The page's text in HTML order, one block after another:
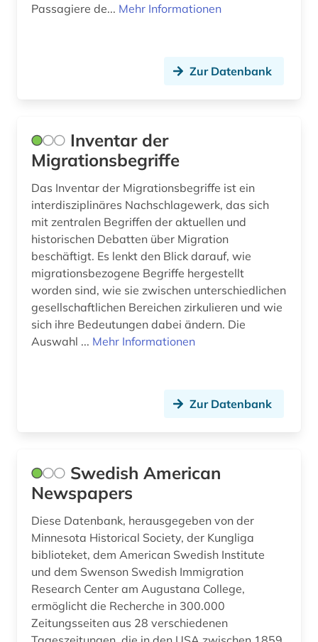
Passagiere de... Mehr Informationen
Zur Datenbank
Inventar der
Migrationsbegriffe
Das Inventar der Migrationsbegriffe ist ein
interdisziplinäres Nachschlagewerk, das sich
mit zentralen Begriffen der aktuellen und
historischen Debatten über Migration
beschäftigt. Es lenkt den Blick darauf, wie
migrationsbezogene Begriffe hergestellt
worden sind, wie sie zwischen unterschiedlichen
gesellschaftlichen Bereichen zirkulieren und wie
sich ihre Bedeutungen dabei ändern. Die
Auswahl ... Mehr Informationen
Zur Datenbank
Swedish American
Newspapers
Diese Datenbank, herausgegeben von der
Minnesota Historical Society, der Kungliga
biblioteket, dem American Swedish Institute
und dem Swenson Swedish Immigration
Research Center am Augustana College,
ermöglicht die Recherche in 300.000
Zeitungsseiten aus 28 verschiedenen